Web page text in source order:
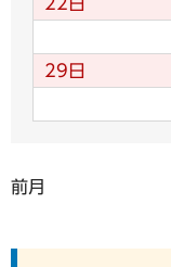
29日
前月